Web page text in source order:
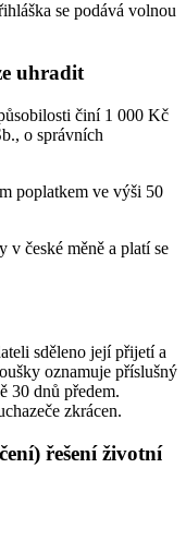
se podává volnou
uhradit
činí 1 000 Kč
o správních
poplatkem ve výši 50
české měně a platí se
sděleno její přijetí a
oznamuje příslušný
30 dnů předem.
zkrácen.
řešení životní